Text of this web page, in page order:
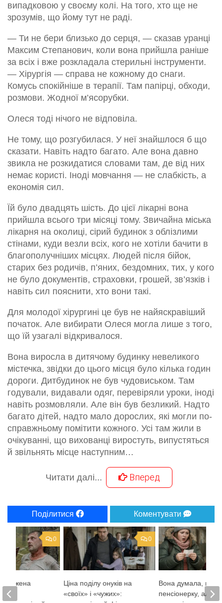
випадковою у своєму колі. На того, хто ще не
зрозумів, що йому тут не раді.
— Ти не бери близько до серця, — сказав уранці
Максим Степанович, коли вона прийшла раніше
за всіх і вже розкладала стерильні інструменти.
— Хірургія — справа не кожному до снаги.
Комусь спокійніше в терапії. Там папірці, обходи,
розмови. Жодної м’ясорубки.
Олеся тоді нічого не відповіла.
Не тому, що розгубилася. У неї знайшлося б що
сказати. Навіть надто багато. Але вона давно
звикла не розкидатися словами там, де від них
немає користі. Іноді мовчання — не слабкість, а
економія сил.
Їй було двадцять шість. До цієї лікарні вона
прийшла всього три місяці тому. Звичайна міська
лікарня на околиці, сірий будинок з облізлими
стінами, куди везли всіх, кого не хотіли бачити в
благополучніших місцях. Людей після бійок,
старих без родичів, п’яних, бездомних, тих, у кого
не було документів, страховки, грошей, зв’язків і
навіть сил пояснити, хто вони такі.
Для молодої хірургині це був не найяскравіший
початок. Але вибирати Олеся могла лише з того,
що їй узагалі відкривалося.
Вона виросла в дитячому будинку невеликого
містечка, звідки до цього місця було кілька годин
дороги. Дитбудинок не був чудовиськом. Там
годували, видавали одяг, перевіряли уроки, іноді
навіть розмовляли. Але він був безликий. Надто
багато дітей, надто мало дорослих, які могли по-
справжньому помітити кожного. Усі там жили в
очікуванні, що вихованці виростуть, випустяться
й звільнять місце наступним…
Читати далі... Вперед
Поділитися Коментувати
0
Ціна поділу онуків на
«своїх» і «чужих»:
Вона думала, що
пенсіонерку, але
0